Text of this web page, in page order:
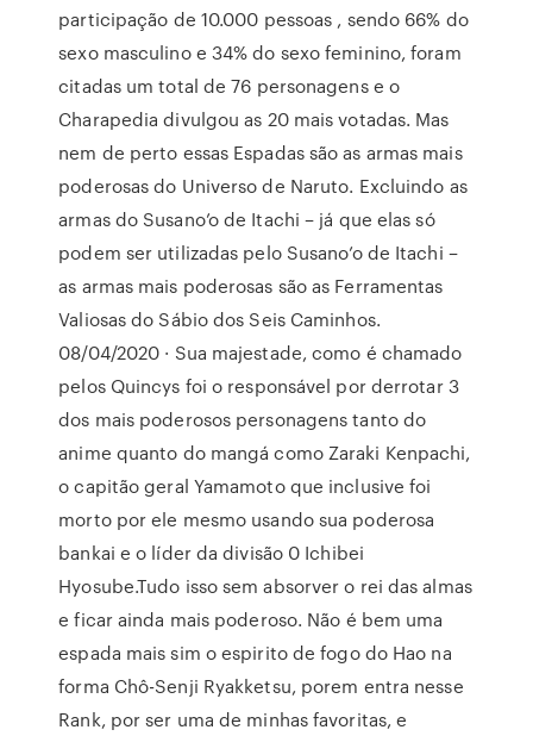
participação de 10.000 pessoas , sendo 66% do
sexo masculino e 34% do sexo feminino, foram
citadas um total de 76 personagens e o
Charapedia divulgou as 20 mais votadas. Mas
nem de perto essas Espadas são as armas mais
poderosas do Universo de Naruto. Excluindo as
armas do Susano’o de Itachi – já que elas só
podem ser utilizadas pelo Susano’o de Itachi –
as armas mais poderosas são as Ferramentas
Valiosas do Sábio dos Seis Caminhos.
08/04/2020 · Sua majestade, como é chamado
pelos Quincys foi o responsável por derrotar 3
dos mais poderosos personagens tanto do
anime quanto do mangá como Zaraki Kenpachi,
o capitão geral Yamamoto que inclusive foi
morto por ele mesmo usando sua poderosa
bankai e o líder da divisão 0 Ichibei
Hyosube.Tudo isso sem absorver o rei das almas
e ficar ainda mais poderoso. Não é bem uma
espada mais sim o espirito de fogo do Hao na
forma Chô-Senji Ryakketsu, porem entra nesse
Rank, por ser uma de minhas favoritas, e